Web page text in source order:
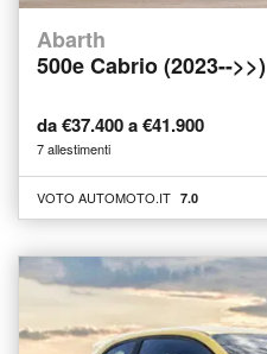
Abarth
500e Cabrio (2023-->>)
da €37.400 a €41.900
7 allestimenti
VOTO AUTOMOTO.IT 7.0